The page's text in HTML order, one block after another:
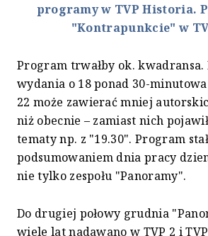
programy w TVP Historia.
"Kontrapunkcie" w
Program trwałby ok. kwadransa.
wydania o 18 ponad 30-
22 może zawierać mniej
niż obecnie – zamiast nich
tematy np. z "19.30". Program
podsumowaniem dnia pracy
nie tylko zespołu "Panoramy".
Do drugiej połowy grudnia
wiele lat nadawano w TVP 2 i